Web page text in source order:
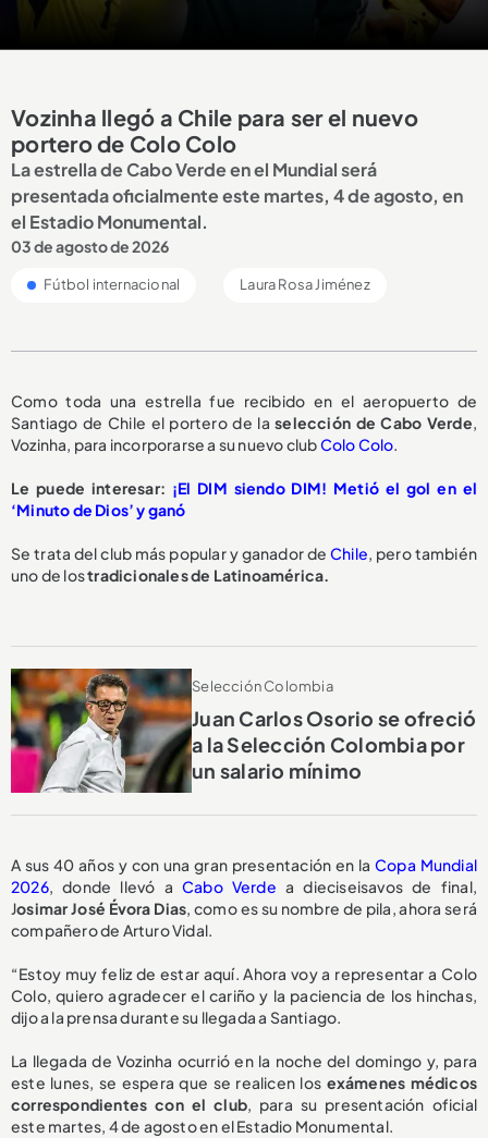
Vozinha llegó a Chile para ser el nuevo
portero de Colo Colo
La estrella de Cabo Verde en el Mundial será
presentada oficialmente este martes, 4 de agosto, en
el Estadio Monumental.
03 de agosto de 2026
Fútbol internacional Laura Rosa Jiménez
Como toda una estrella fue recibido en el aeropuerto de
Santiago de Chile el portero de laselección de Cabo Verde,
Vozinha, para incorporarse a su nuevo clubColo Colo.
Le puede interesar: ¡El DIM siendo DIM! Metió el gol en el
‘Minuto de Dios’ y ganó
Se trata del club más popular y ganador de Chile, pero también
uno de lostradicionales de Latinoamérica.
Selección Colombia
Juan Carlos Osorio se ofreció
a la Selección Colombia por
un salario mínimo
A sus 40 años y con una gran presentación en laCopa Mundial
2026, donde llevó a Cabo Verde a dieciseisavos de final,
Josimar José Évora Dias, como es su nombre de pila, ahora será
compañero de Arturo Vidal.
“Estoy muy feliz de estar aquí. Ahora voy a representar a Colo
Colo, quiero agradecer el cariño y la paciencia de los hinchas,
dijo a la prensa durante su llegada a Santiago.
La llegada de Vozinha ocurrió en la noche del domingo y, para
este lunes, se espera que se realicen los exámenes médicos
correspondientes con el club, para su presentación oficial
este martes, 4 de agosto en el Estadio Monumental.